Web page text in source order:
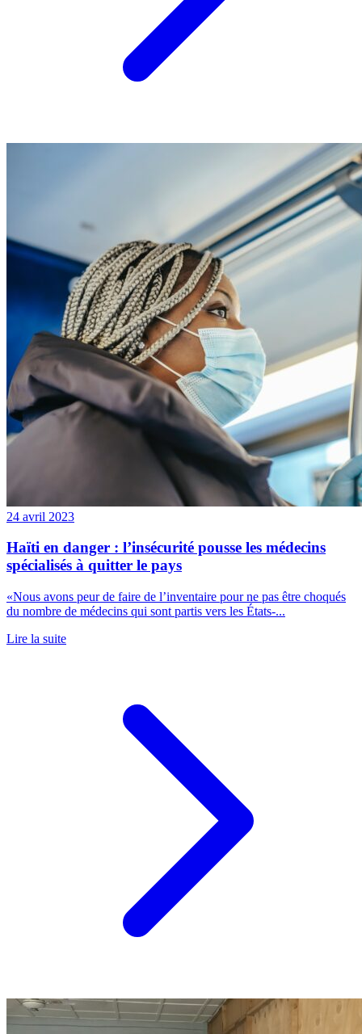
24 avril 2023
Haïti en danger : l’insécurité pousse les médecins
spécialisés à quitter le pays
«Nous avons peur de faire de l’inventaire pour ne pas être choqués
du nombre de médecins qui sont partis vers les États-...
Lire la suite